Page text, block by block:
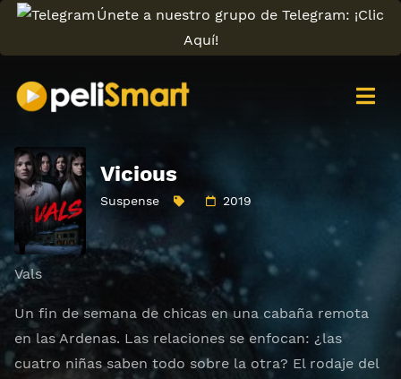
Únete a nuestro grupo de Telegram: ¡Clic
Aquí!
Vicious
Suspense 2019
Vals
Un fin de semana de chicas en una cabaña remota
en las Ardenas. Las relaciones se enfocan: ¿las
cuatro niñas saben todo sobre la otra? El rodaje del